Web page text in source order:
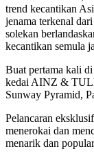
trend kecantikan
jenama terkenal
solekan
kecantikan semula
Buat pertama kali
kedai AINZ &
Sunway Pyramid,
Pelancaran
menerokai dan
menarik dan